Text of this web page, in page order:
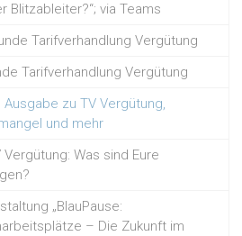
Blitzableiter?“; via Teams
Tarifverhandlung Vergütung
Tarifverhandlung Vergütung
Ausgabe zu TV Vergütung,
und mehr
Vergütung: Was sind Eure
„BlauPause:
– Die Zukunft im